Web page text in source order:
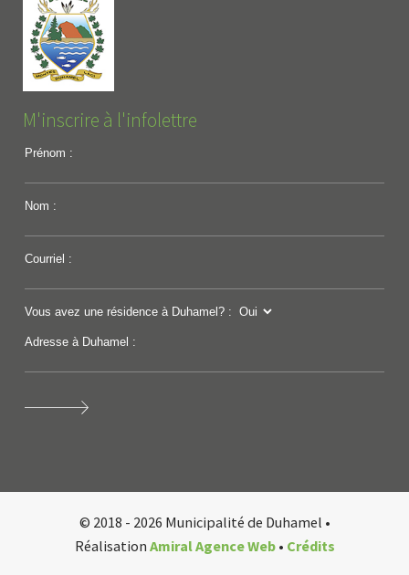
M'inscrire à l'infolettre
Prénom :
Nom :
Courriel :
Vous avez une résidence à Duhamel? :
Adresse à Duhamel :
© 2018 - 2026 Municipalité de Duhamel •
Réalisation Amiral Agence Web• Crédits